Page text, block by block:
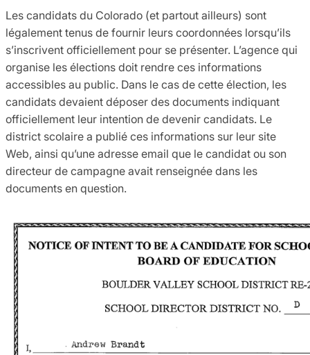
Les candidats du Colorado (et partout ailleurs) sont
légalement tenus de fournir leurs coordonnées lorsqu’ils
s’inscrivent officiellement pour se présenter. L’agence qui
organise les élections doit rendre ces informations
accessibles au public. Dans le cas de cette élection, les
candidats devaient déposer des documents indiquant
officiellement leur intention de devenir candidats. Le
district scolaire a publié ces informations sur leur site
Web, ainsi qu’une adresse email que le candidat ou son
directeur de campagne avait renseignée dans les
documents en question.